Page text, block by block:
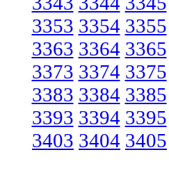
3353 3354 3355
3363 3364 3365
3373 3374 3375
3383 3384 3385
3393 3394 3395
3403 3404 3405